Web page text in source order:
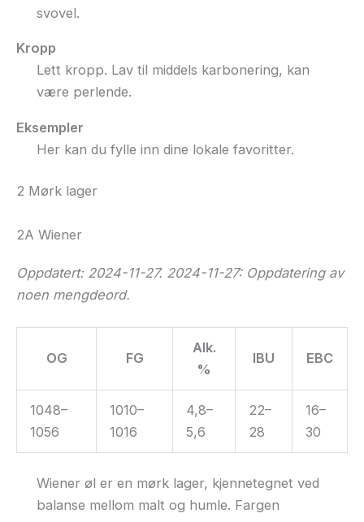
svovel.
Kropp
Lett kropp. Lav til middels karbonering, kan
være perlende.
Eksempler
Her kan du fylle inn dine lokale favoritter.
2 Mørk lager
2A Wiener
Oppdatert: 2024-11-27. 2024-11-27: Oppdatering av
noen mengdeord.
OG FG
Alk.
%
IBU EBC
1048–
1056
1010–
1016
4,8–
5,6
22–
28
16–
30
Wiener øl er en mørk lager, kjennetegnet ved
balanse mellom malt og humle. Fargen